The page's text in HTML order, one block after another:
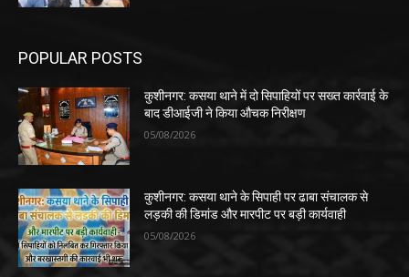
POPULAR POSTS
कुशीनगर: कसया थाने में दो सिपाहियों पर सख्त कार्रवाई के
बाद डीआईजी ने किया औचक निरीक्षण
05/08/2026
कुशीनगर: कसया थाने के सिपाही पर ढाबा संचालक से
लड़की की डिमांड और मारपीट पर बड़ी कार्यवाही
05/08/2026